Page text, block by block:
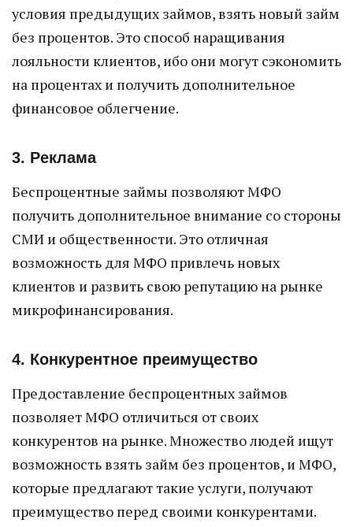
условия предыдущих займов, взять новый займ
без процентов. Это способ наращивания
лояльности клиентов, ибо они могут сэкономить
на процентах и получить дополнительное
финансовое облегчение.
3. Реклама
Беспроцентные займы позволяют МФО
получить дополнительное внимание со стороны
СМИ и общественности. Это отличная
возможность для МФО привлечь новых
клиентов и развить свою репутацию на рынке
микрофинансирования.
4. Конкурентное преимущество
Предоставление беспроцентных займов
позволяет МФО отличиться от своих
конкурентов на рынке. Множество людей ищут
возможность взять займ без процентов, и МФО,
которые предлагают такие услуги, получают
преимущество перед своими конкурентами.